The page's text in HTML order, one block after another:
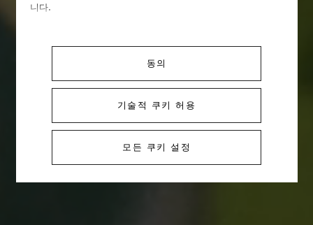
니다.
동의
기술적 쿠키 허용
모든 쿠키 설정